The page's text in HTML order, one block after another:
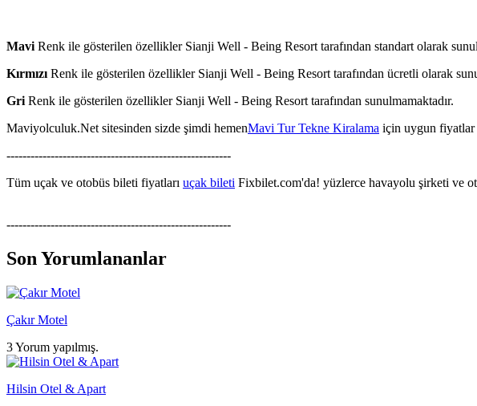
Mavi Renk ile gösterilen özellikler Sianji Well - Being Resort tarafından standart olarak
Kırmızı Renk ile gösterilen özellikler Sianji Well - Being Resort tarafından ücretli olarak
Gri Renk ile gösterilen özellikler Sianji Well - Being Resort tarafından sunulmamaktadır.
Maviyolculuk.Net sitesinden sizde şimdi hemenMavi Tur Tekne Kiralama için uygun fiyatlar
--------------------------------------------------------
Tüm uçak ve otobüs bileti fiyatları uçak bileti Fixbilet.com'da! yüzlerce havayolu şirketi ve
--------------------------------------------------------
Son Yorumlananlar
Çakır Motel
3 Yorum yapılmış.
Hilsin Otel & Apart